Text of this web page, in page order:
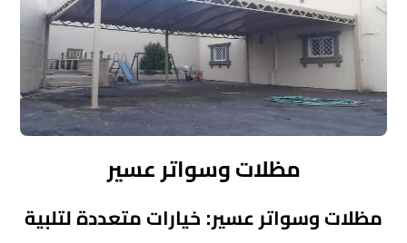
مظلات
سيارات
الخميس
▼
مظلات
تركيب
مظلات وسواتر عسير
مظلات وسواتر عسير: خيارات متعددة لتلبية